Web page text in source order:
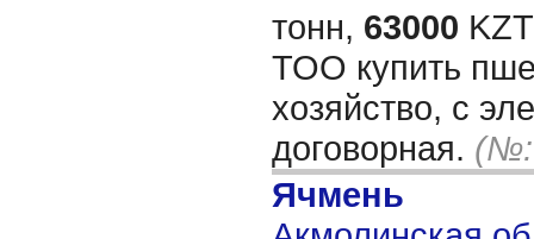
тонн, 63000
ТОО купить
хозяйство, с
договорная. (№:
Ячмень